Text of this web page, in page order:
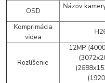
OSD
Názov
Komprimácia
videa
Rozlíšenie
12MP